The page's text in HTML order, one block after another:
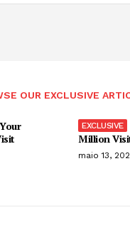
OUR EXCLUSIVE
Million
maio 13,